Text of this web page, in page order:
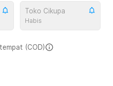
Toko Cikupa
Habis
(COD)